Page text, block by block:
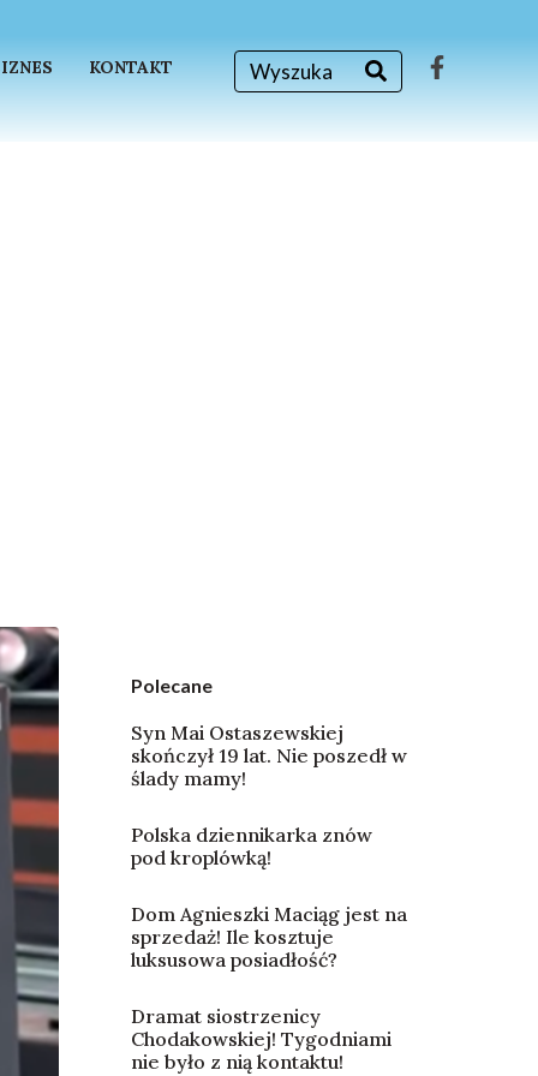
KONTAKT
Polecane
Syn Mai Ostaszewskiej
skończył 19 lat. Nie poszedł w
ślady mamy!
Polska dziennikarka znów
pod kroplówką!
Dom Agnieszki Maciąg jest na
sprzedaż! Ile kosztuje
luksusowa posiadłość?
Dramat siostrzenicy
Chodakowskiej! Tygodniami
nie było z nią kontaktu!